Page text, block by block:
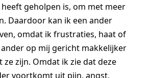
geholpen is, om met meer
Daardoor kan ik een ander
omdat ik frustraties, haat of
op mij gericht makkelijker
ze zijn. Omdat ik zie dat deze
voortkomt uit pijn, angst,